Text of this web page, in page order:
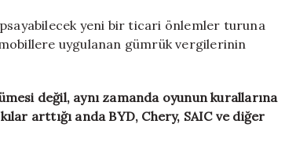
yeni bir ticari önlemler turuna
uygulanan gümrük vergilerinin
değil, aynı zamanda oyunun kurallarına
arttığı anda BYD, Chery, SAIC ve diğer